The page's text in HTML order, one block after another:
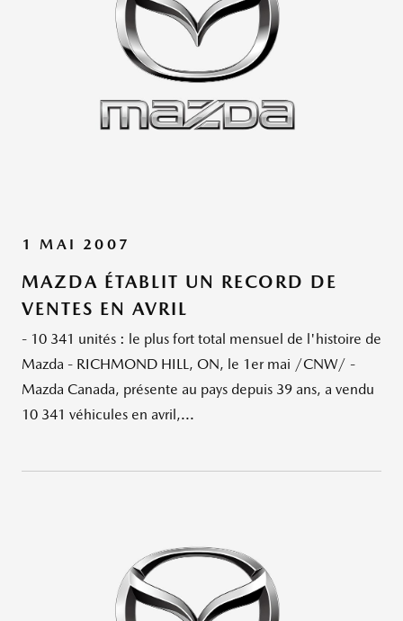
1 MAI 2007
MAZDA ÉTABLIT UN RECORD DE
VENTES EN AVRIL
- 10 341 unités : le plus fort total mensuel de l'histoire de
Mazda - RICHMOND HILL, ON, le 1er mai /CNW/ -
Mazda Canada, présente au pays depuis 39 ans, a vendu
10 341 véhicules en avril,...